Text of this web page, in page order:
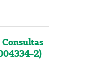
2)